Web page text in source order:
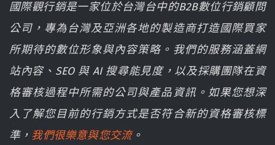
國際觀行銷是一家位於台灣台中的B2B數位行銷顧問
公司，專為台灣及亞洲各地的製造商打造國際買家
所期待的數位形象與內容策略。我們的服務涵蓋網
站內容、SEO 與 AI 搜尋能見度，以及採購團隊在資
格審核過程中所需的公司與產品資訊。如果您想深
入了解您目前的行銷方式是否符合新的資格審核標
準， 我們很樂意與您交流。